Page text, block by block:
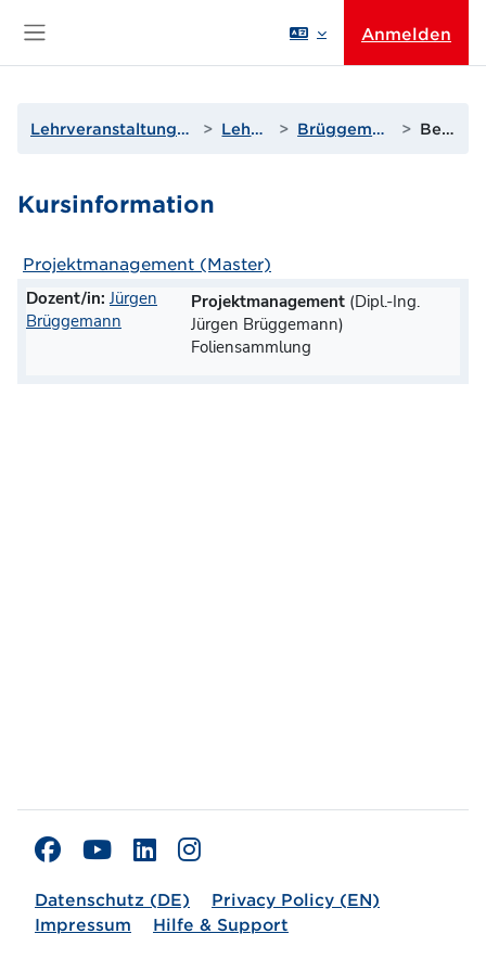
Anmelden
Lehrveranstaltungen der Wissenschaftsbereiche Lehrende A bis D Brüggemann, Dipl.-Ing. Jürgen Beschreibung
Kursinformation
Projektmanagement (Master)
Projektmanagement(Dipl.-Ing.
Jürgen Brüggemann)
Foliensammlung
Dozent/in:Jürgen
Brüggemann
Datenschutz (DE)
Privacy Policy (EN)
Impressum
Hilfe & Support